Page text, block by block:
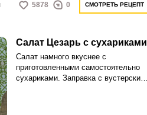
5878 0 СМОТРЕТЬ РЕЦЕПТ
Салат Цезарь с сухариками
Салат намного вкуснее с
приготовленными самостоятельно
сухариками. Заправка с вустерским